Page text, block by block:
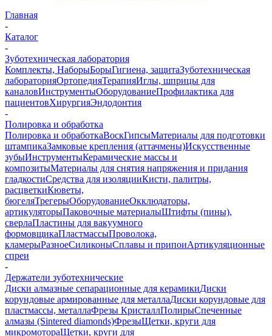
Главная
-
Каталог
-
Зуботехническая лаборатория
Комплекты, НаборыБорыГигиена, защитаЗуботехническая
лабораторияОртопедияТерапияИглы, шприцы для
каналовИнструментыОборудованиеПрофилактика для
пациентовХирургияЭндодонтия
-
Полировка и обработка
Полировка и обработкаВоскГипсыМатериалы для подготовки
штампикаЗамковые крепления (аттачмены)Искусственные
зубыИнструментыКерамические массы и
композитыМатериалы для снятия напряжения и придания
гладкостиСредства для изоляцииКисти, палитры,
расцветкиКюветы,
бюгеляТрегерыОборудованиеОкклюдаторы,
артикуляторыПаковочные материалыШтифты (пины),
сверлаПластины для вакуумного
формовщикаПластмассыПроволока,
кламерыРазноеСиликоныСплавы и припоиАртикуляционные
спреи
-
Держатели зуботехнические
Диски алмазные сепарационные для керамикиДиски
корундовые армированные для металлаДиски корундовые для
пластмассы, металлаФрезы КристаллПолирыСпеченные
алмазы (Sintered diamonds)ФрезыЩетки, круги для
микромотораЩетки, круги для